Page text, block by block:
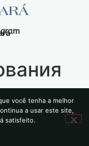
Reservados
você tenha a melhor
a usar este site,
satisfeito.